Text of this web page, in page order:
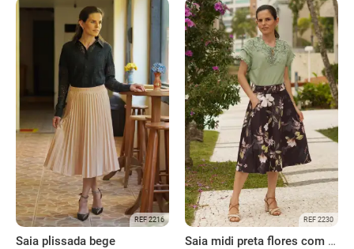
REF 2216
Saia plissada bege
REF 2230
Saia midi preta flores com bolsos